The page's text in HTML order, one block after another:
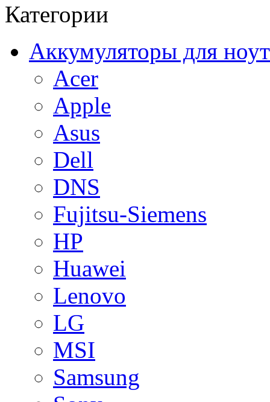
Категории
Аккумуляторы для
Acer
Apple
Asus
Dell
DNS
Fujitsu-Siemens
HP
Huawei
Lenovo
LG
MSI
Samsung